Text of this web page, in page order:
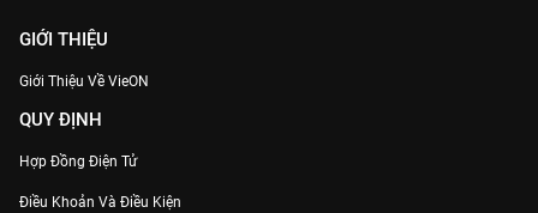
GIỚI THIỆU
Giới Thiệu Về VieON
QUY ĐỊNH
Hợp Đồng Điện Tử
Điều Khoản Và Điều Kiện